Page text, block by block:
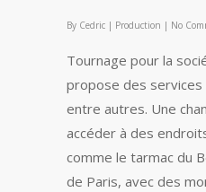
By Cedric | Production | No
Tournage pour la
propose des services
entre autres. Une
accéder à des
comme le tarmac du
de Paris, avec des